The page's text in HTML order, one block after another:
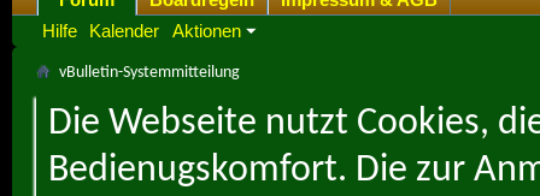
Hilfe
Kalender Aktionen
vBulletin-Systemmitteilung
Die Webseite nutzt Cookies,
Bedienugskomfort. Die zur